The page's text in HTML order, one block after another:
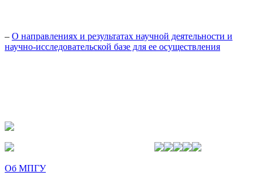
– О направлениях и результатах научной деятельности и
научно-исследовательской базе для ее осуществления
Об МПГУ